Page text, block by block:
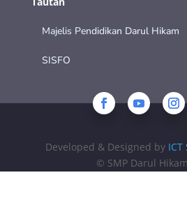
Majelis Pendidikan Darul Hikam
SISFO
Developed & Designed by
© SMP Darul